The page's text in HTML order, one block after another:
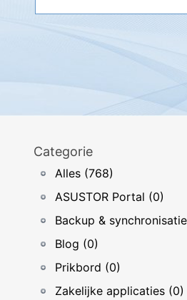
Categorie
Alles (768)
ASUSTOR Portal (0)
Backup &
Blog (0)
Prikbord (0)
Zakelijke applicaties (0)